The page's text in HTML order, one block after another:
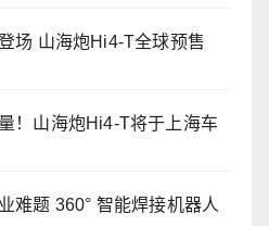
场 山海炮Hi4-T全球预售
！山海炮Hi4-T将于上海车
难题 360° 智能焊接机器人